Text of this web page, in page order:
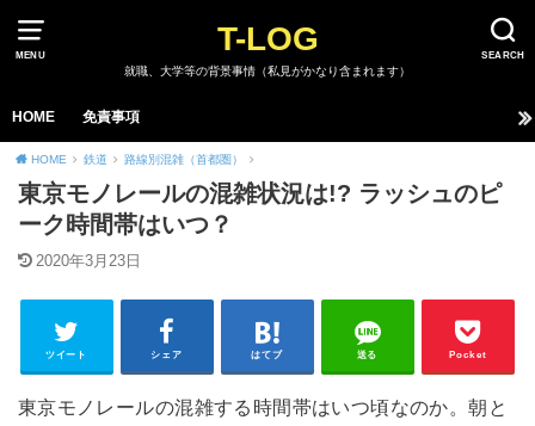
MENU SEARCH
T-LOG
就職、大学等の背景事情（私見がかなり含まれます）
HOME 免責事項
HOME 鉄道 路線別混雑（首都圏）
東京モノレールの混雑状況は!? ラッシュのピ
ーク時間帯はいつ？
2020年3月23日
ツイート シェア はてブ 送る Pocket
東京モノレールの混雑する時間帯はいつ頃なのか。朝と